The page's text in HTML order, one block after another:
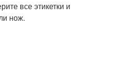
все этикетки и
нож.